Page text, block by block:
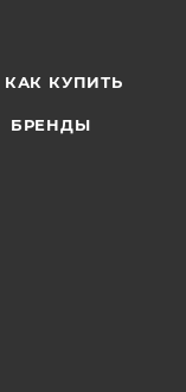
КАК КУПИТЬ
БРЕНДЫ